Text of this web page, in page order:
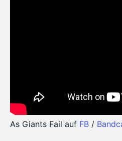
As Giants Fail auf FB /